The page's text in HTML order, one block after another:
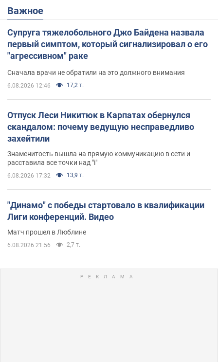
Важное
Супруга тяжелобольного Джо Байдена назвала
первый симптом, который сигнализировал о его
"агрессивном" раке
Сначала врачи не обратили на это должного внимания
6.08.2026 12:46 17,2 т.
Отпуск Леси Никитюк в Карпатах обернулся
скандалом: почему ведущую несправедливо
захейтили
Знаменитость вышла на прямую коммуникацию в сети и
расставила все точки над "i"
6.08.2026 17:32 13,9 т.
"Динамо" с победы стартовало в квалификации
Лиги конференций. Видео
Матч прошел в Люблине
6.08.2026 21:56 2,7 т.